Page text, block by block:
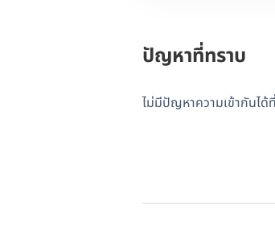
ปัญหาที่ทราบ
ไม่มีปัญหาความเข้ากันได้